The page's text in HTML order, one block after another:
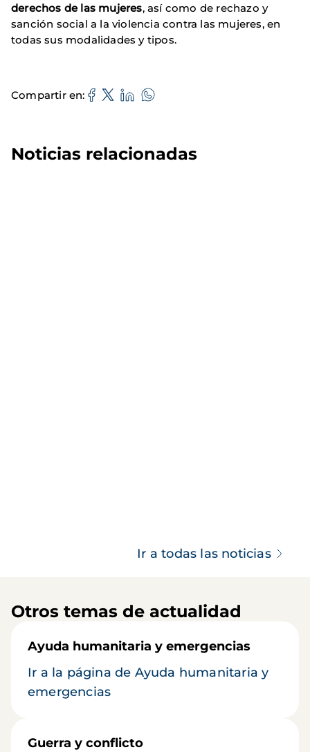
derechos de las mujeres, así como de rechazo y
sanción social a la violencia contra las mujeres, en
todas sus modalidades y tipos.
Compartir en
Noticias relacionadas
Ir a todas las noticias
Otros temas de actualidad
Ayuda humanitaria y emergencias
Ir a la página de Ayuda humanitaria y
emergencias
Guerra y conflicto